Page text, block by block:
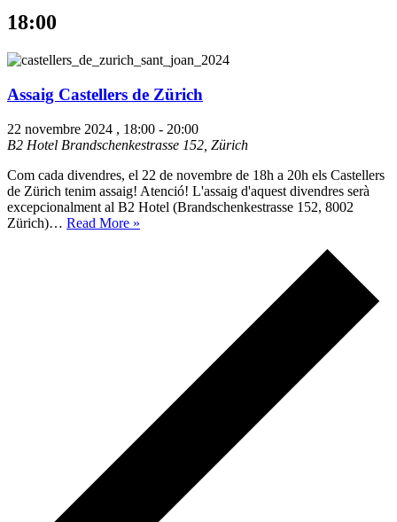
18:00
Assaig Castellers de Zürich
22 novembre 2024 , 18:00 - 20:00
B2 Hotel Brandschenkestrasse 152, Zürich
Com cada divendres, el 22 de novembre de 18h a 20h els Castellers
de Zürich tenim assaig! Atenció! L'assaig d'aquest divendres serà
excepcionalment al B2 Hotel (Brandschenkestrasse 152, 8002
Zürich)… Read More »